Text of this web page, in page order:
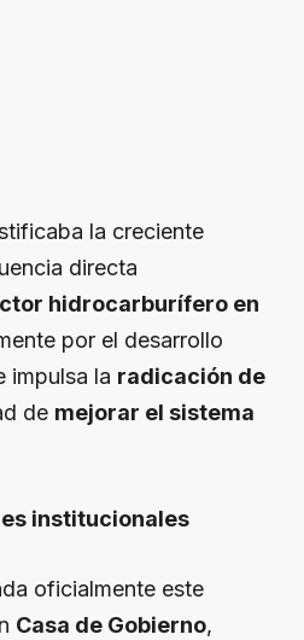
la creciente
directa
hidrocarburífero en
por el desarrollo
impulsa la radicación de
de mejorar el sistema
institucionales
oficialmente este
Casa de Gobierno,